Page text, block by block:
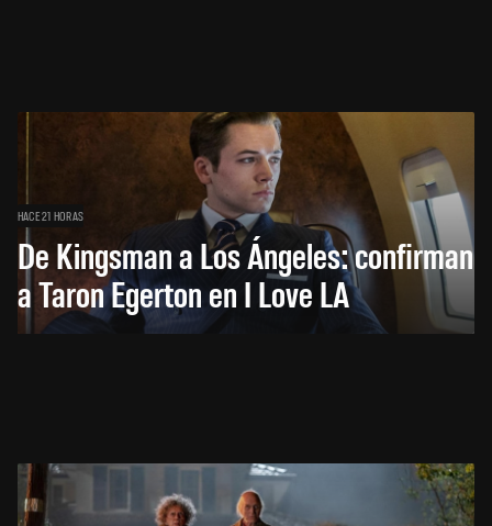
HACE 21 HORAS
De Kingsman a Los Ángeles: confirman
a Taron Egerton en I Love LA